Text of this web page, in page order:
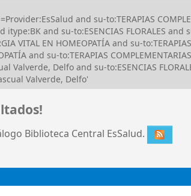
and su-to:TERAPIAS
itype:BK and su-to:ESENCIAS FLORALES
VITAL EN HOMEOPATÍA and su-
and su-to:TERAPIAS
Valverde, Delfo and su-to:ESENCIAS
Valverde, Delfo'
Biblioteca Central EsSalud.